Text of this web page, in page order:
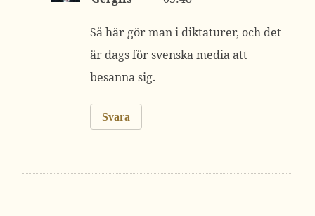
Så här gör man i diktaturer, och det
är dags för svenska media att
besanna sig.
Svara